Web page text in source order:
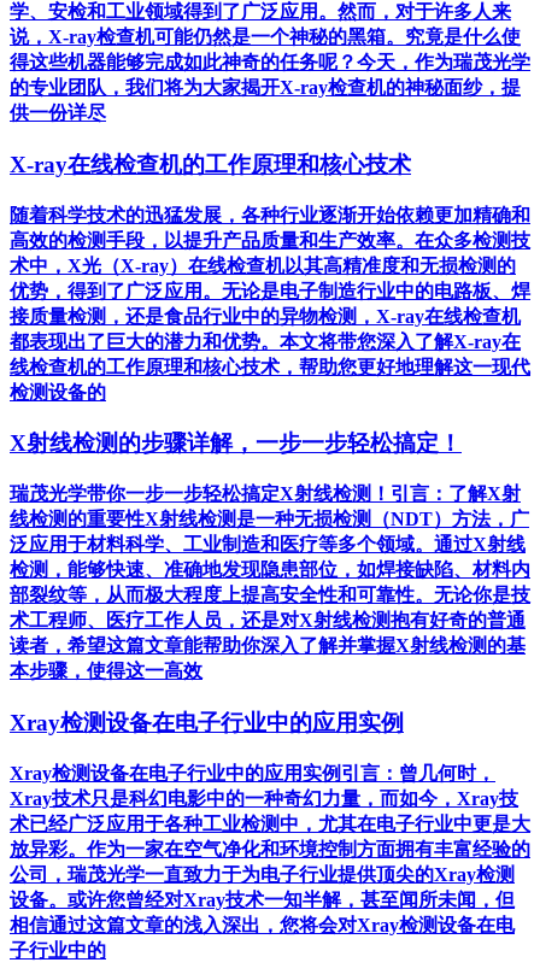
学、安检和工业领域得到了广泛应用。然而，对于许多人来
说，X-ray检查机可能仍然是一个神秘的黑箱。究竟是什么使
得这些机器能够完成如此神奇的任务呢？今天，作为瑞茂光学
的专业团队，我们将为大家揭开X-ray检查机的神秘面纱，提
供一份详尽
X-ray在线检查机的工作原理和核心技术
随着科学技术的迅猛发展，各种行业逐渐开始依赖更加精确和
高效的检测手段，以提升产品质量和生产效率。在众多检测技
术中，X光（X-ray）在线检查机以其高精准度和无损检测的
优势，得到了广泛应用。无论是电子制造行业中的电路板、焊
接质量检测，还是食品行业中的异物检测，X-ray在线检查机
都表现出了巨大的潜力和优势。本文将带您深入了解X-ray在
线检查机的工作原理和核心技术，帮助您更好地理解这一现代
检测设备的
X射线检测的步骤详解，一步一步轻松搞定！
瑞茂光学带你一步一步轻松搞定X射线检测！引言：了解X射
线检测的重要性X射线检测是一种无损检测（NDT）方法，广
泛应用于材料科学、工业制造和医疗等多个领域。通过X射线
检测，能够快速、准确地发现隐患部位，如焊接缺陷、材料内
部裂纹等，从而极大程度上提高安全性和可靠性。无论你是技
术工程师、医疗工作人员，还是对X射线检测抱有好奇的普通
读者，希望这篇文章能帮助你深入了解并掌握X射线检测的基
本步骤，使得这一高效
Xray检测设备在电子行业中的应用实例
Xray检测设备在电子行业中的应用实例引言：曾几何时，
Xray技术只是科幻电影中的一种奇幻力量，而如今，Xray技
术已经广泛应用于各种工业检测中，尤其在电子行业中更是大
放异彩。作为一家在空气净化和环境控制方面拥有丰富经验的
公司，瑞茂光学一直致力于为电子行业提供顶尖的Xray检测
设备。或许您曾经对Xray技术一知半解，甚至闻所未闻，但
相信通过这篇文章的浅入深出，您将会对Xray检测设备在电
子行业中的